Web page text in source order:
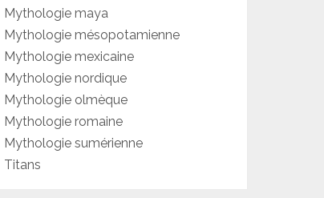
Mythologie maya
Mythologie mésopotamienne
Mythologie mexicaine
Mythologie nordique
Mythologie olmèque
Mythologie romaine
Mythologie sumérienne
Titans